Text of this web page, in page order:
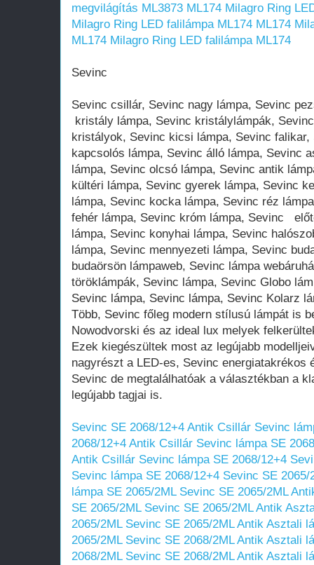
megvilágítás ML3873 ML174 Milagro Ring
Milagro Ring LED falilámpa ML174 ML174
ML174 Milagro Ring LED falilámpa ML174
Sevinc
Sevinc csillár, Sevinc nagy lámpa, Sevinc
kristály lámpa, Sevinc kristálylámpák,
kristályok, Sevinc kicsi lámpa, Sevinc
kapcsolós lámpa, Sevinc álló lámpa, Sevinc
lámpa, Sevinc olcsó lámpa, Sevinc antik
kültéri lámpa, Sevinc gyerek lámpa, Sevinc
lámpa, Sevinc kocka lámpa, Sevinc réz
fehér lámpa, Sevinc króm lámpa, Sevinc
lámpa, Sevinc konyhai lámpa, Sevinc
lámpa, Sevinc mennyezeti lámpa, Sevinc
budaörsön lámpaweb, Sevinc lámpa
töröklámpák, Sevinc lámpa, Sevinc Globo
Sevinc lámpa, Sevinc lámpa, Sevinc Kolarz
Több, Sevinc főleg modern stílusú lámpát is
Nowodvorski és az ideal lux melyek
Ezek kiegészültek most az legújabb
nagyrészt a LED-es, Sevinc energiatakrékos
Sevinc de megtalálhatóak a választékban a
legújabb tagjai is.
Sevinc SE 2068/12+4 Antik Csillár Sevinc
2068/12+4 Antik Csillár Sevinc lámpa SE
Antik Csillár Sevinc lámpa SE 2068/12+4
Sevinc lámpa SE 2068/12+4 Sevinc SE
lámpa SE 2065/2ML Sevinc SE 2065/2ML
SE 2065/2ML Sevinc SE 2065/2ML Antik
2065/2ML Sevinc SE 2065/2ML Antik Asztali
2065/2ML Sevinc SE 2068/2ML Antik Asztali
2068/2ML Sevinc SE 2068/2ML Antik Asztali